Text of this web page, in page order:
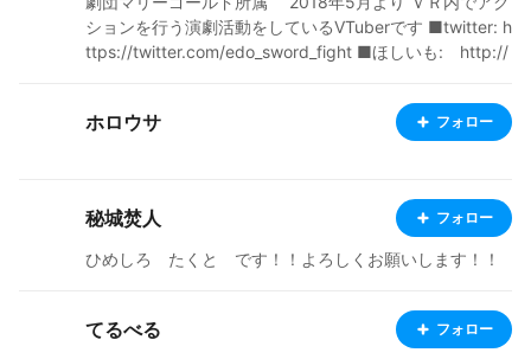
ションを行う演劇活動をしているVTuberです ■twitter: h
ttps://twitter.com/edo_sword_fight ■ほしいも: http://
d_fi… ■YouTube ChanNel: http://onl.tw/bEukCPB
ホロウサ フォロー
秘城焚人 フォロー
ひめしろ たくと です！！よろしくお願いします！！
てるべる フォロー